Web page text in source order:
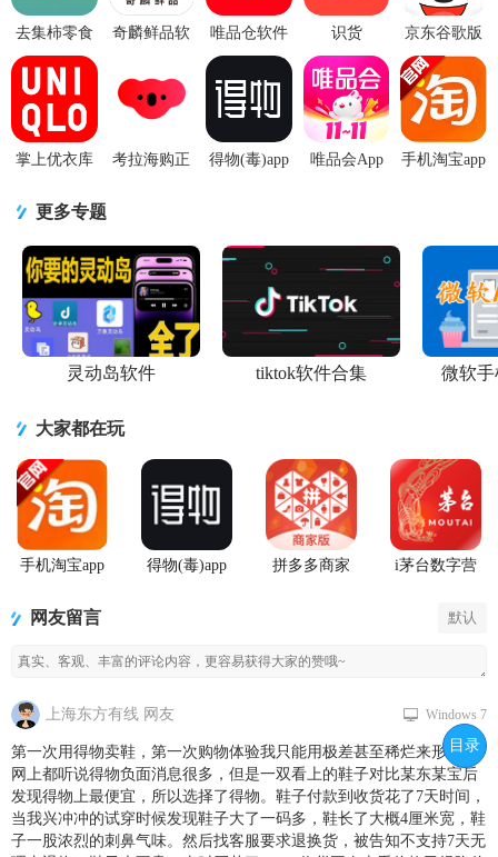
去集柿零食
购物1.0.1最
新版
奇麟鲜品软
7.2.48最新
版
唯品仓软件
v1.35.0官方
最新版
识货
app8.79.0 安
卓最新版
京东谷歌版
11.3.0最新
版无广告64
位版
掌上优衣库
机版
考拉海购正
得物(毒)app
唯品会App
手机淘宝app
更多专题
灵动岛软件 tiktok软件合集 微软手
大家都在玩
手机淘宝app
得物(毒)app
拼多多商家
i茅台数字营
网友留言 默认
上海东方有线 网友
第一次用得物卖鞋，第一次购物体验我只能用极差甚至稀烂来形容。
网上都听说得物负面消息很多，但是一双看上的鞋子对比某东某宝后
发现得物上最便宜，所以选择了得物。鞋子付款到收货花了7天时间，
当我兴冲冲的试穿时候发现鞋子大了一码多，鞋长了大概4厘米宽，鞋
子一股浓烈的刺鼻气味。然后找客服要求退换货，被告知不支持7天无
Windows 7
目录